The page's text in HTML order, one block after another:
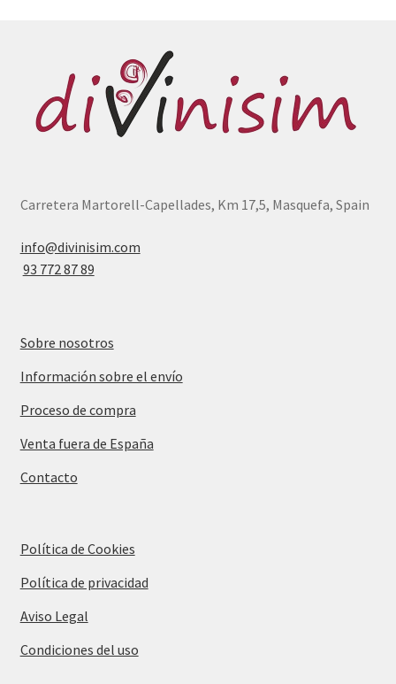
Carretera Martorell-Capellades, Km 17,5, Masquefa, Spain
info@divinisim.com
93 772 87 89
Sobre nosotros
Información sobre el envío
Proceso de compra
Venta fuera de España
Contacto
Política de Cookies
Política de privacidad
Aviso Legal
Condiciones del uso